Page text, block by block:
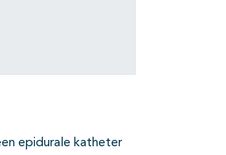
epidurale katheter